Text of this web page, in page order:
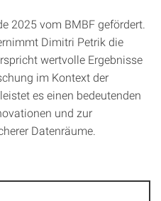
2025 vom BMBF gefördert.
Dimitri Petrik die
wertvolle Ergebnisse
im Kontext der
es einen bedeutenden
und zur
Datenräume.